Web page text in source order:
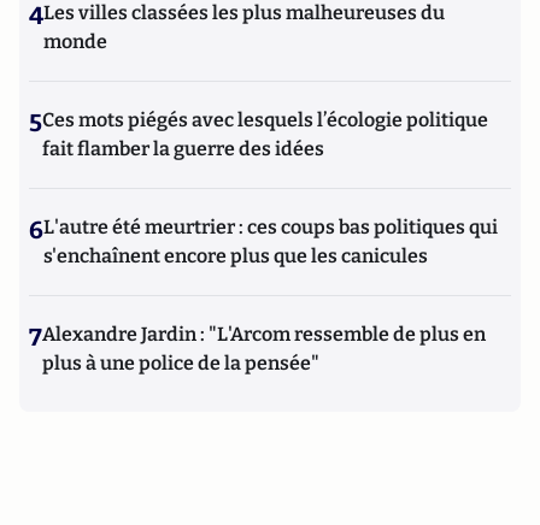
4Les villes classées les plus malheureuses du
monde
5Ces mots piégés avec lesquels l’écologie politique
fait flamber la guerre des idées
6L'autre été meurtrier : ces coups bas politiques qui
s'enchaînent encore plus que les canicules
7Alexandre Jardin : "L'Arcom ressemble de plus en
plus à une police de la pensée"